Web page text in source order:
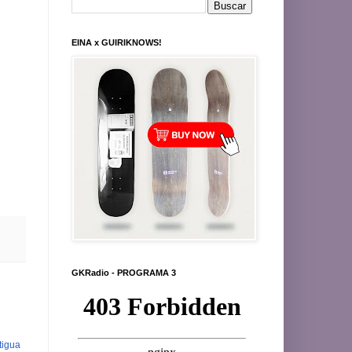
EINA x GUIRIKNOWS!
GKRadio - PROGRAMA 3